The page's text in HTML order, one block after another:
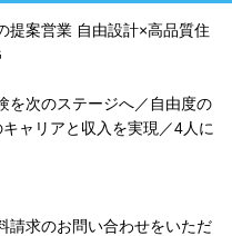
提案営業 自由設計×高品質住
を次のステージへ／自由度の
ャリアと収入を実現／4人に
請求のお問い合わせをいただ